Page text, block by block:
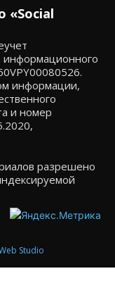
«Social
информационного
информации,
и номер
разрешено
Studio